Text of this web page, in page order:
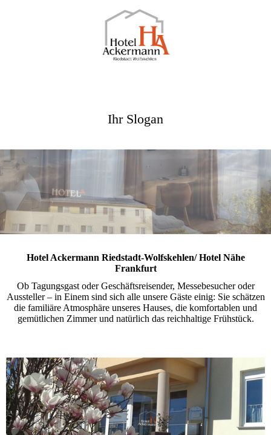
Ihr Slogan
Hotel Ackermann Riedstadt-Wolfskehlen/ Hotel Nähe
Frankfurt
Ob Tagungsgast oder Geschäftsreisender, Messebesucher oder
Aussteller – in Einem sind sich alle unsere Gäste einig: Sie schätzen
die familiäre Atmosphäre unseres Hauses, die komfortablen und
gemütlichen Zimmer und natürlich das reichhaltige Frühstück.